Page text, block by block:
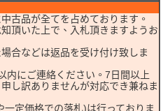
古品が全てを占めております。
頂いた上で、入札頂きますようお
合などは返品を受け付け致しま
内にご連絡ください。7日間以上
し訳ありませんが対応でき兼ねま
定価格での落札)は行っておりま